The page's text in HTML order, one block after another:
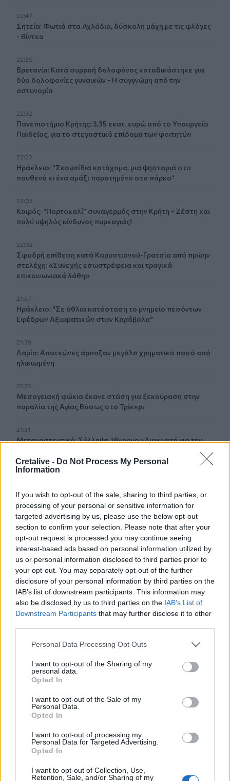
Cretalive - Do Not Process My Personal
Information
If you wish to opt-out of the sale, sharing to third parties, or
processing of your personal or sensitive information for
targeted advertising by us, please use the below opt-out
section to confirm your selection. Please note that after your
opt-out request is processed you may continue seeing
interest-based ads based on personal information utilized by
us or personal information disclosed to third parties prior to
your opt-out. You may separately opt-out of the further
disclosure of your personal information by third parties on the
IAB’s list of downstream participants. This information may
also be disclosed by us to third parties on the IAB’s List of
Downstream Participants that may further disclose it to other
Personal Data Processing Opt Outs
I want to opt-out of the Sharing of my
personal data.
Opted In
I want to opt-out of the Sale of my
Personal Data.
Opted In
I want to opt-out of processing my
Personal Data for Targeted Advertising.
Opted In
I want to opt-out of Collection, Use,
Retention, Sale, and/or Sharing of my
22:47
Σητεία: Φωτιά στα Αχλάδια, δύσκολη μάχη με τις φλόγες
- Βίντεο
22:39
Βρετανία: Κατά συρροή δολοφόνος καταδικάστηκε για
δύο δολοφονίες γυναικών - Η συγγνώμη από την
αστυνομία
22:32
Πανεπιστήμιο Κρήτης: 3,35 εκατ. ευρώ από το Υπουργείο
Παιδείας, για το στεγαστικό επίδομα των φοιτητών
22:22
Ηράκλειο: “Σκουπίδια κατάχαμα, μια ψησταριά στο
πουθενά κι ένα αμάξι παρατημένο στο πάρκο”
22:03
Καιρός: “Πορτοκαλί” συναγερμός στην Κρήτη - Ζέστη και
πολύ υψηλός κίνδυνος πυρκαγιάς!
22:02
Σφοδρή επίθεση κατά Καρυστιανού-Γρατσία από πρώην
στελέχη: «Συνεχής εσωστρέφεια και τραγικά
επικοινωνιακά λάθη»
21:57
Ηράκλειο: "Σε άθλια κατάσταση το μνημείο πεσόντων
Εφέδρων Αξιωματικών στον Καράβολα"
21:39
Λαμία: Απατεώνες άρπαξαν μεγάλο χρηματικό ποσό από
ηλικιωμένη
21:33
Μεσογειακή φώκια έκανε στάση για ξεκούραση στην
παραλία της Αγίας Βάσως στο Τρίκερι
21:31
Μεταναστευτικό: Σύλληψη 18χρονου διακινητή για την
21:11
Μαραντόνα επί της Αγγλίας στο Μουντιάλ 1986
21:08
Διεθνείς διακρίσεις για τη μαθητική ταινία stop motion
«Shared Weights» του 8ου Γυμνασίου Ηρακλείου
20:57
ΥΠΑΑΤ – ΑΑΔΕ: Υπεγράφη κοινή απόφαση για
επενδύσεις 263,5 εκατ. ευρώ
20:57
ΑΑΔΕ: Άνοιξε ξανά το σύστημα ΕΑΕ 2025 για διορθώσεις
20:48
κυβέρνηση Μελόνι στη Μαδρίτη
ΠΕΡΙΣΣΟΤΕΡΑ
ΣΧΕΤΙΚA AΡΘΡΑ